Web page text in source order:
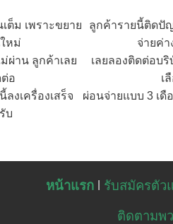
ต็ม เพราะขยาย
หม่
ผ่าน ลูกค้าเลย
อ
งเครื่องเสร็จ
บ
ลูกค้ารายนี้ติดปั
จ่ายค่า
เลยลองติดต่อบริ
เ
ผ่อนจ่ายแบบ 3 เดื
หน้าแรก l รับสมัครตัว
ติดตามพ